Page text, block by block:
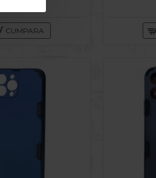
CUMPARA